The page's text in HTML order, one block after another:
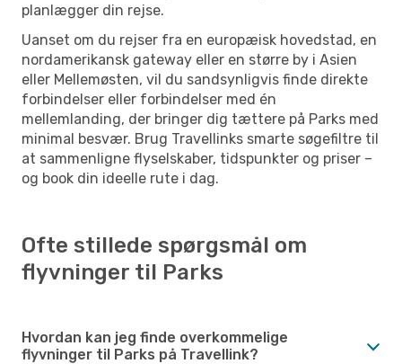
planlægger din rejse.
Uanset om du rejser fra en europæisk hovedstad, en
nordamerikansk gateway eller en større by i Asien
eller Mellemøsten, vil du sandsynligvis finde direkte
forbindelser eller forbindelser med én
mellemlanding, der bringer dig tættere på Parks med
minimal besvær. Brug Travellinks smarte søgefiltre til
at sammenligne flyselskaber, tidspunkter og priser –
og book din ideelle rute i dag.
Ofte stillede spørgsmål om
flyvninger til Parks
Hvordan kan jeg finde overkommelige
flyvninger til Parks på Travellink?